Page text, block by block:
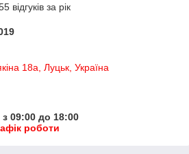
відгуків за рік
18а, Луцьк, Україна
09:00 до 18:00
роботи